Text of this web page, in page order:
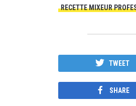
RECETTE MIXEUR
TWEET
SHARE